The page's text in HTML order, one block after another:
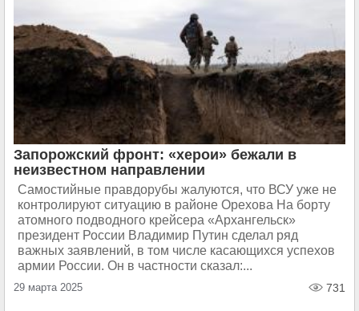
Запорожский фронт: «херои» бежали в
неизвестном направлении
Самостийные правдорубы жалуются, что ВСУ уже не
контролируют ситуацию в районе Орехова На борту
атомного подводного крейсера «Архангельск»
президент России Владимир Путин сделал ряд
важных заявлений, в том числе касающихся успехов
армии России. Он в частности сказал:...
29 марта 2025 731